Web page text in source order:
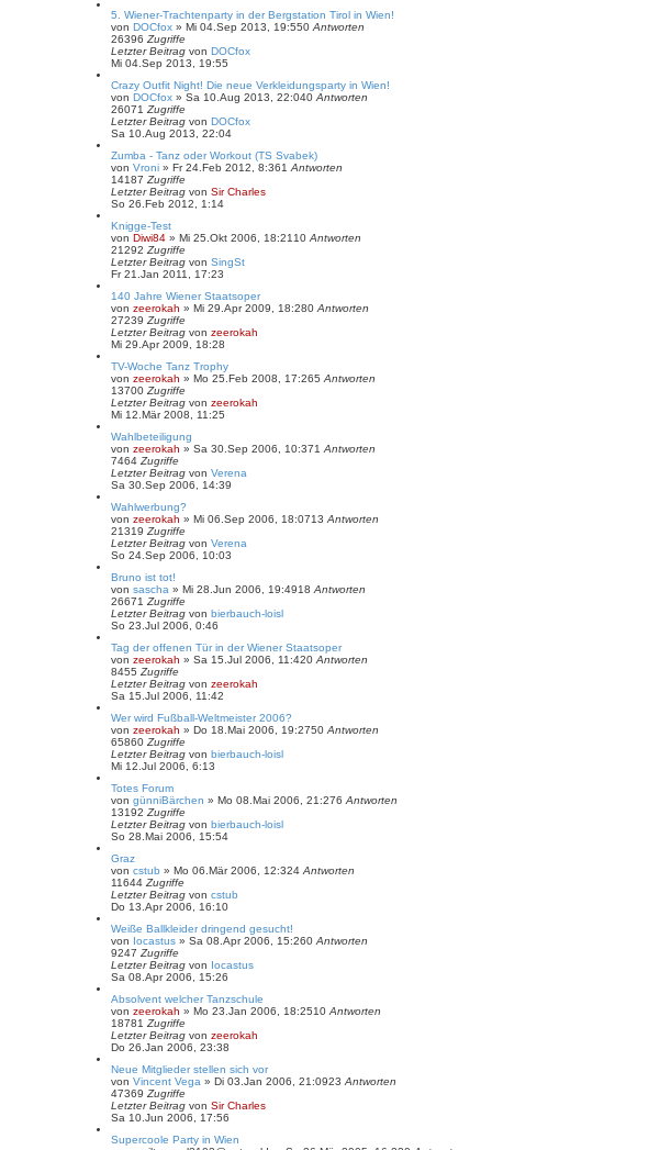
5. Wiener-Trachtenparty in der Bergstation Tirol in Wien!
von DOCfox » Mi 04.Sep 2013, 19:550 Antworten
26396 Zugriffe
Letzter Beitrag von DOCfox
Mi 04.Sep 2013, 19:55
Crazy Outfit Night! Die neue Verkleidungsparty in Wien!
von DOCfox » Sa 10.Aug 2013, 22:040 Antworten
26071 Zugriffe
Letzter Beitrag von DOCfox
Sa 10.Aug 2013, 22:04
Zumba - Tanz oder Workout (TS Svabek)
von Vroni » Fr 24.Feb 2012, 8:361 Antworten
14187 Zugriffe
Letzter Beitrag von Sir Charles
So 26.Feb 2012, 1:14
Knigge-Test
von Diwi84 » Mi 25.Okt 2006, 18:21 10 Antworten
21292 Zugriffe
Letzter Beitrag von SingSt
Fr 21.Jan 2011, 17:23
140 Jahre Wiener Staatsoper
von zeerokah » Mi 29.Apr 2009, 18:280 Antworten
27239 Zugriffe
Letzter Beitrag von zeerokah
Mi 29.Apr 2009, 18:28
TV-Woche Tanz Trophy
von zeerokah » Mo 25.Feb 2008, 17:265 Antworten
13700 Zugriffe
Letzter Beitrag von zeerokah
Mi 12.Mär 2008, 11:25
Wahlbeteiligung
von zeerokah » Sa 30.Sep 2006, 10:371 Antworten
7464 Zugriffe
Letzter Beitrag von Verena
Sa 30.Sep 2006, 14:39
Wahlwerbung?
von zeerokah » Mi 06.Sep 2006, 18:0713 Antworten
21319 Zugriffe
Letzter Beitrag von Verena
So 24.Sep 2006, 10:03
Bruno ist tot!
von sascha » Mi 28.Jun 2006, 19:4918 Antworten
26671 Zugriffe
Letzter Beitrag von bierbauch-loisl
So 23.Jul 2006, 0:46
Tag der offenen Tür in der Wiener Staatsoper
von zeerokah » Sa 15.Jul 2006, 11:420 Antworten
8455 Zugriffe
Letzter Beitrag von zeerokah
Sa 15.Jul 2006, 11:42
Wer wird Fußball-Weltmeister 2006?
von zeerokah » Do 18.Mai 2006, 19:2750 Antworten
65860 Zugriffe
Letzter Beitrag von bierbauch-loisl
Mi 12.Jul 2006, 6:13
Totes Forum
von günniBärchen » Mo 08.Mai 2006, 21:276 Antworten
13192 Zugriffe
Letzter Beitrag von bierbauch-loisl
So 28.Mai 2006, 15:54
Graz
von cstub » Mo 06.Mär 2006, 12:324 Antworten
11644 Zugriffe
Letzter Beitrag von cstub
Do 13.Apr 2006, 16:10
Weiße Ballkleider dringend gesucht!
von Iocastus » Sa 08.Apr 2006, 15:260 Antworten
9247 Zugriffe
Letzter Beitrag von Iocastus
Sa 08.Apr 2006, 15:26
Absolvent welcher Tanzschule
von zeerokah » Mo 23.Jan 2006, 18:2510 Antworten
18781 Zugriffe
Letzter Beitrag von zeerokah
Do 26.Jan 2006, 23:38
Neue Mitglieder stellen sich vor
von Vincent Vega » Di 03.Jan 2006, 21:0923 Antworten
47369 Zugriffe
Letzter Beitrag von Sir Charles
Sa 10.Jun 2006, 17:56
Supercoole Party in Wien